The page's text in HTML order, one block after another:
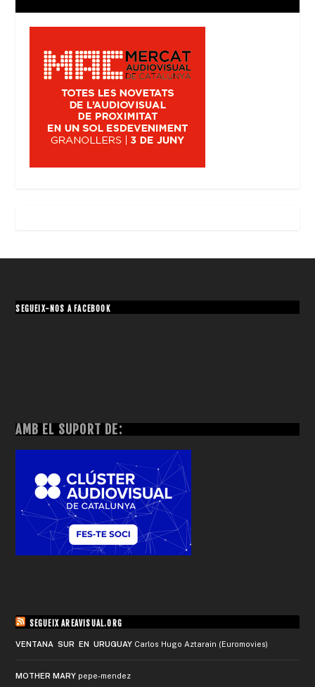
SEGUEIX-NOS A FACEBOOK
AMB EL SUPORT DE:
SEGUEIX AREAVISUAL.ORG
VENTANA SUR EN URUGUAY Carlos Hugo Aztarain (Euromovies)
MOTHER MARY pepe-mendez